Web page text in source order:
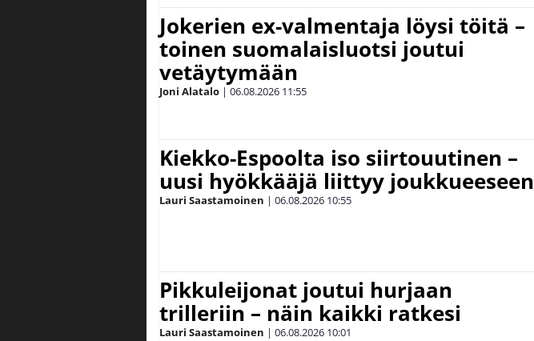
Jokerien ex-valmentaja löysi töitä –
toinen suomalaisluotsi joutui
vetäytymään
Joni Alatalo | 06.08.2026 11:55
Kiekko-Espoolta iso siirtouutinen –
uusi hyökkääjä liittyy joukkueeseen
Lauri Saastamoinen | 06.08.2026 10:55
Pikkuleijonat joutui hurjaan
trilleriin – näin kaikki ratkesi
Lauri Saastamoinen | 06.08.2026 10:01